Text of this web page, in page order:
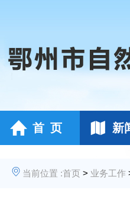
首 页 新
当前位置 :首页 > 业务工作